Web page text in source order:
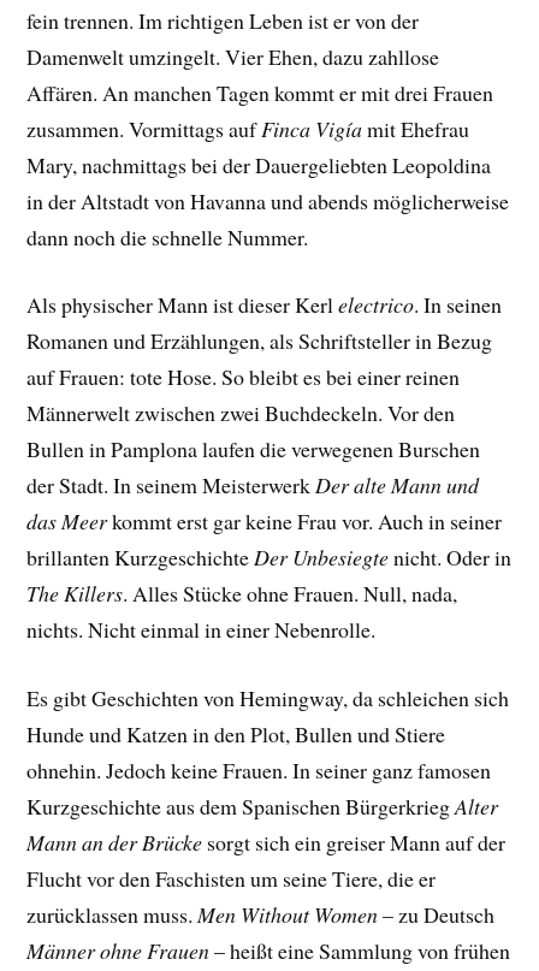
fein trennen. Im richtigen Leben ist er von der
Damenwelt umzingelt. Vier Ehen, dazu zahllose
Affären. An manchen Tagen kommt er mit drei Frauen
zusammen. Vormittags aufFinca Vigíamit Ehefrau
Mary, nachmittags bei der Dauergeliebten Leopoldina
in der Altstadt von Havanna und abends möglicherweise
dann noch die schnelle Nummer.
Als physischer Mann ist dieser Kerlelectrico. In seinen
Romanen und Erzählungen, als Schriftsteller in Bezug
auf Frauen: tote Hose. So bleibt es bei einer reinen
Männerwelt zwischen zwei Buchdeckeln. Vor den
Bullen in Pamplona laufen die verwegenen Burschen
der Stadt. In seinem MeisterwerkDer alte Mann und
das Meerkommt erst gar keine Frau vor. Auch in seiner
brillanten KurzgeschichteDer Unbesiegtenicht. Oder in
The Killers. Alles Stücke ohne Frauen. Null, nada,
nichts. Nicht einmal in einer Nebenrolle.
Es gibt Geschichten von Hemingway, da schleichen sich
Hunde und Katzen in den Plot, Bullen und Stiere
ohnehin. Jedoch keine Frauen. In seiner ganz famosen
Kurzgeschichte aus dem Spanischen BürgerkriegAlter
Mann an der Brücke sorgt sich ein greiser Mann auf der
Flucht vor den Faschisten um seine Tiere, die er
zurücklassen muss.Men Without Women– zu Deutsch
Männer ohne Frauen– heißt eine Sammlung von frühen